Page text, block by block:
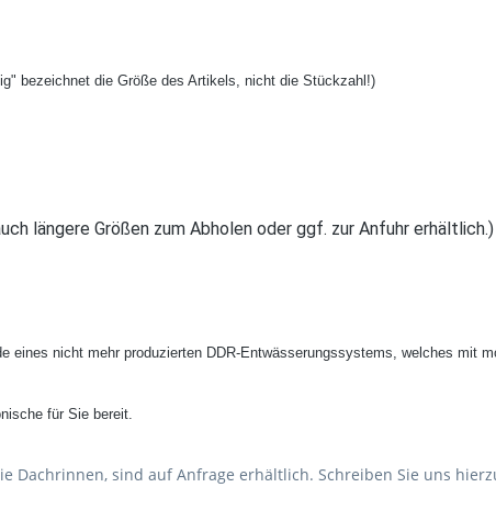
bezeichnet die Größe des Artikels, nicht die Stückzahl!)
Größen zum Abholen oder ggf. zur Anfuhr erhältlich.)
eines nicht mehr produzierten DDR-Entwässerungssystems, welches mit
für Sie bereit.
Dachrinnen, sind auf Anfrage erhältlich. Schreiben Sie uns